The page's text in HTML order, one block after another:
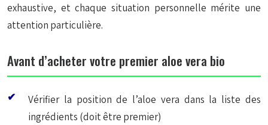
exhaustive, et chaque situation personnelle mérite une
attention particulière.
Avant d’acheter votre premier aloe vera bio
Vérifier la position de l’aloe vera dans la liste des
ingrédients (doit être premier)